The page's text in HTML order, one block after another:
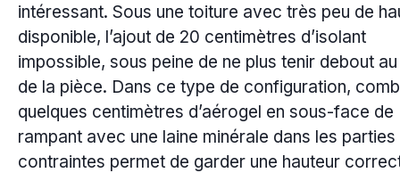
intéressant. Sous une toiture avec très peu de
disponible, l’ajout de 20 centimètres d’isolant
impossible, sous peine de ne plus tenir debout
de la pièce. Dans ce type de configuration,
quelques centimètres d’aérogel en sous-face de
rampant avec une laine minérale dans les parties
contraintes permet de garder une hauteur